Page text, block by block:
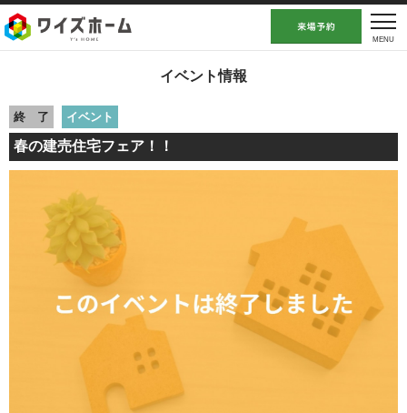
イベント情報
終 了 イベント
春の建売住宅フェア！！